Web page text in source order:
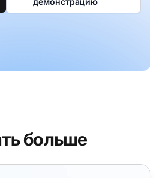
больше
почте для поддержки